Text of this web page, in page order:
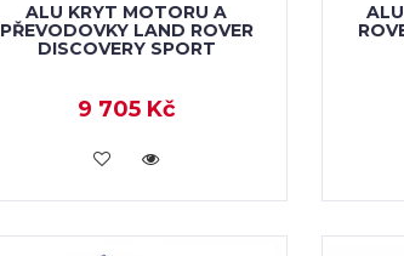
ALU KRYT MOTORU A
PŘEVODOVKY LAND ROVER
DISCOVERY SPORT
9 705 Kč
KOUPIT